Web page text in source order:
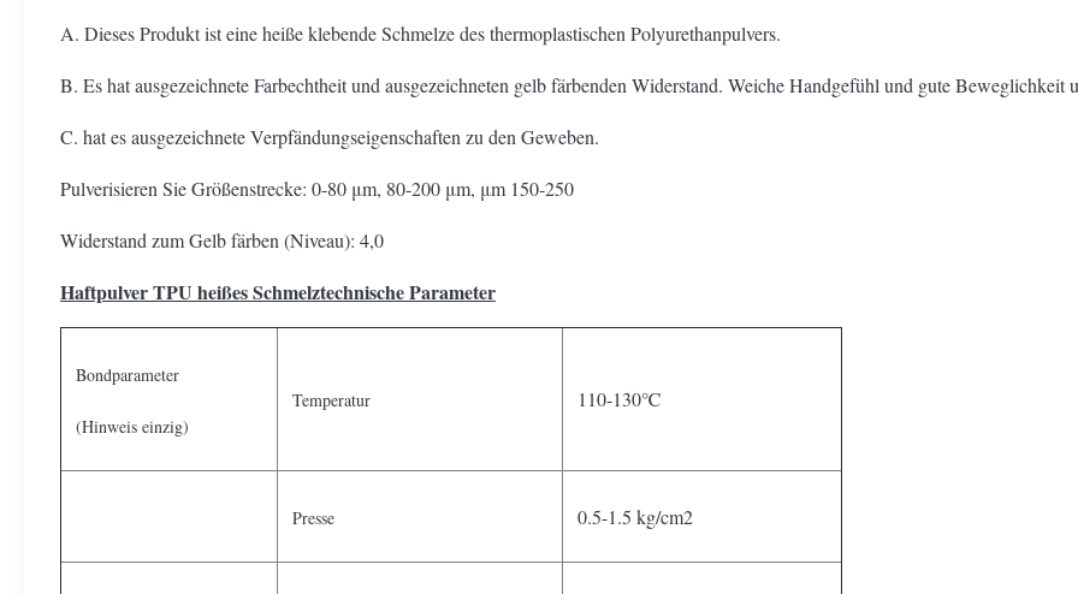
A. Dieses Produkt ist eine heiße klebende Schmelze des thermoplastischen Polyurethanpulvers.
B. Es hat ausgezeichnete Farbechtheit und ausgezeichneten gelb färbenden Widerstand. Weiche Handgefühl und gute Beweglichkeit
C. hat es ausgezeichnete Verpfändungseigenschaften zu den Geweben.
Pulverisieren Sie Größenstrecke: 0-80 μm, 80-200 μm, μm 150-250
Widerstand zum Gelb färben (Niveau): 4,0
Haftpulver TPU heißes Schmelztechnische Parameter
Bondparameter
(Hinweis einzig)
Temperatur 110-130℃
Presse 0.5-1.5 kg/cm2